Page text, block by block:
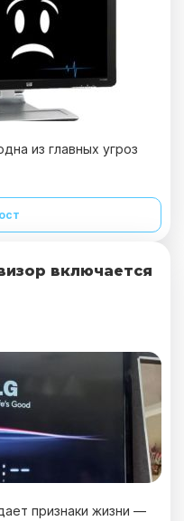
из главных угроз
включается
признаки жизни —